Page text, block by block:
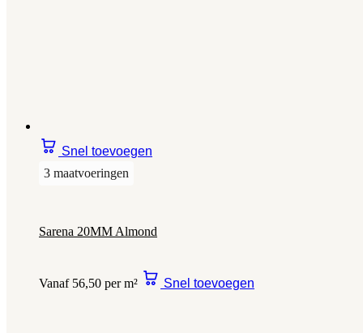
Snel toevoegen
3 maatvoeringen
Sarena 20MM Almond
Vanaf 56,50 per m² Snel toevoegen